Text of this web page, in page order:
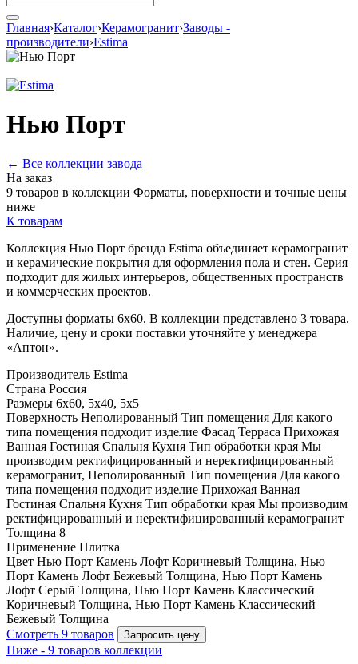
Главная›Каталог›Керамогранит›Заводы -
производители›Estima
Нью Порт
← Все коллекции завода
На заказ
9 товаров в коллекции Форматы, поверхности и точные цены
ниже
К товарам
Коллекция Нью Порт бренда Estima объединяет керамогранит
и керамические покрытия для оформления пола и стен. Серия
подходит для жилых интерьеров, общественных пространств
и коммерческих проектов.
Доступны форматы 6x60. В коллекции представлено 3 товара.
Наличие, цену и сроки поставки уточняйте у менеджера
«Аптон».
Производитель Estima
Страна Россия
Размеры 6x60, 5x40, 5x5
Поверхность Неполированный Тип помещения Для какого
типа помещения подходит изделие Фасад Терраса Прихожая
Ванная Гостиная Спальня Кухня Тип обработки края Мы
производим ректифицированный и неректифицированный
керамогранит, Неполированный Тип помещения Для какого
типа помещения подходит изделие Прихожая Ванная
Гостиная Спальня Кухня Тип обработки края Мы производим
ректифицированный и неректифицированный керамогранит
Толщина 8
Применение Плитка
Цвет Нью Порт Камень Лофт Коричневый Толщина, Нью
Порт Камень Лофт Бежевый Толщина, Нью Порт Камень
Лофт Серый Толщина, Нью Порт Камень Классический
Коричневый Толщина, Нью Порт Камень Классический
Бежевый Толщина
Смотреть 9 товаров
Запросить цену
Ниже - 9 товаров коллекции